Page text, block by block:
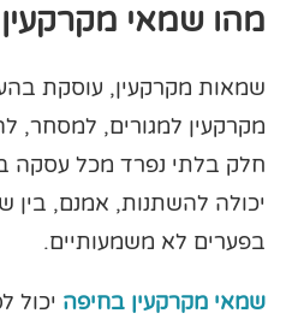
מהו שמאי מקרקעין
שמאות מקרקעין, עוסקת
מקרקעין למגורים, למסחר,
חלק בלתי נפרד מכל עסקה
יכולה להשתנות, אמנם,
בפערים לא משמעותיים.
שמאי מקרקעין בחיפה יכול